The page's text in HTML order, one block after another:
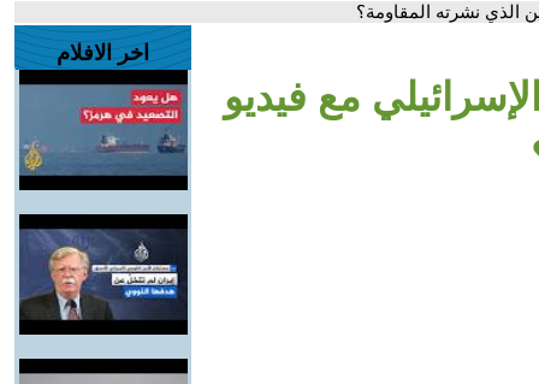
الذي نشرته المقاومة؟
مع فيديو
اخر الافلام